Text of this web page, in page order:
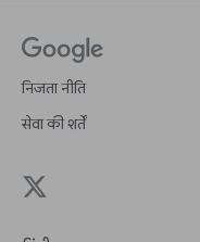
निजता नीति
सेवा की शर्तें